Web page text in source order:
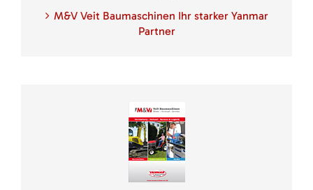
M&V Veit Baumaschinen Ihr starker Yanmar
Partner